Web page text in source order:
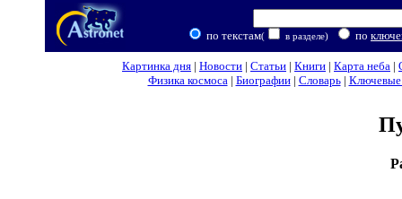
по текстам( в разделе) по
Картинка дня | Новости | Статьи | Книги | Карта неба |
Физика космоса| Биографии| Словарь| Ключевые